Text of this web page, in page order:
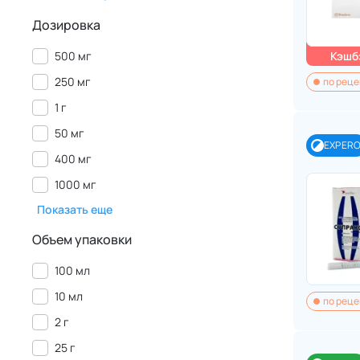
Дозировка
500 мг
250 мг
1 г
50 мг
400 мг
1000 мг
Показать еще
Объем упаковки
100 мл
10 мл
2 г
25 г
по
по